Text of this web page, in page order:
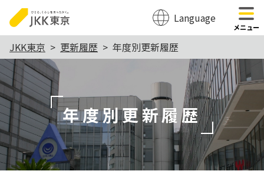
のページの本文へ移動
Language
メニュー
文
こ
こ
か
ら
JKK東京 更新履歴 年度別更新履歴
年度別更新履歴